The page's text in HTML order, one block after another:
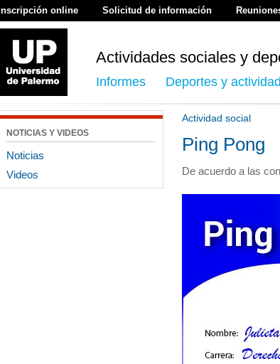
Inscripción online Solicitud de información
Actividades sociales y
Informes Deportes y
NOTICIAS Y VIDEOS
Noticias
Videos
Actividad social
Ping Pong
De acuerdo a las